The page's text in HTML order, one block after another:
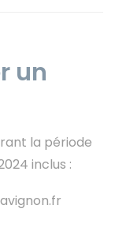
un
la période
inclus :